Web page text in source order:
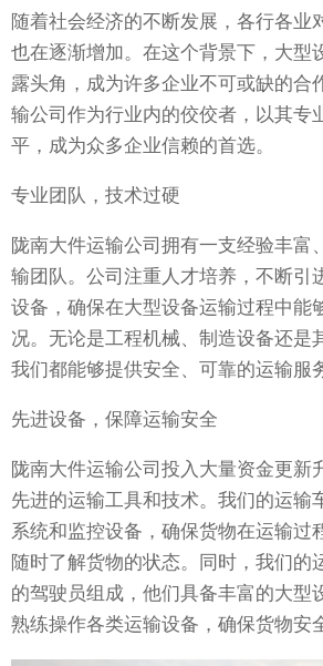
随着社会经济的不断发展，各行各业
也在逐渐增加。在这个背景下，大型
露头角，成为许多企业不可或缺的合
输公司作为行业内的佼佼者，以其专
平，成为众多企业信赖的首选。
专业团队，技术过硬
陇南大件运输公司拥有一支经验丰富
输团队。公司注重人才培养，不断引
设备，确保在大型设备运输过程中能
况。无论是工程机械、制造设备还是
我们都能够提供安全、可靠的运输服
先进设备，保障运输安全
陇南大件运输公司投入大量资金更新
先进的运输工具和技术。我们的运输
系统和监控设备，确保货物在运输过
随时了解货物的状态。同时，我们的
的驾驶员组成，他们具备丰富的大型
熟练操作各类运输设备，确保货物安